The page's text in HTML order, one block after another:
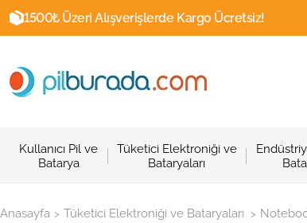
1500₺ Üzeri Alışverişlerde Kargo Ücretsiz!
Kullanıcı Pil ve
Batarya
Tüketici Elektroniği ve
Bataryaları
Anasayfa > Tüketici Elektroniği ve Bataryaları >